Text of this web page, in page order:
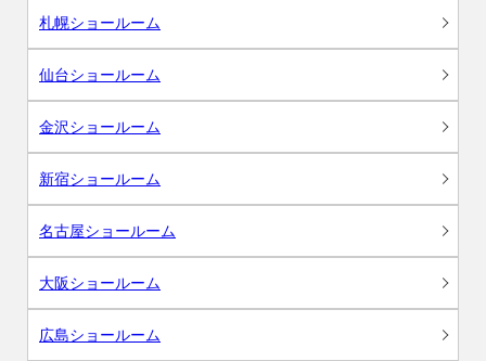
札幌ショールーム
仙台ショールーム
金沢ショールーム
新宿ショールーム
名古屋ショールーム
大阪ショールーム
広島ショールーム